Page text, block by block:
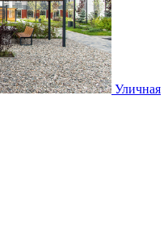
Уличная